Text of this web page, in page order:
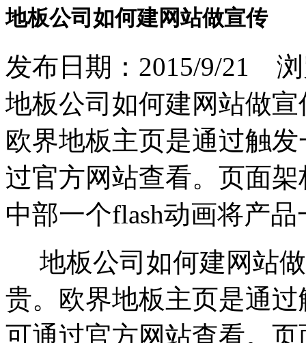
地板公司如何建网站做宣传
发布日期：2015/9/21
地板公司如何建网站做
欧界地板主页是通过触
过官方网站查看。页面
中部一个flash动画将产
地板公司如何建网站
贵。欧界地板主页是通
可通过官方网站查看。